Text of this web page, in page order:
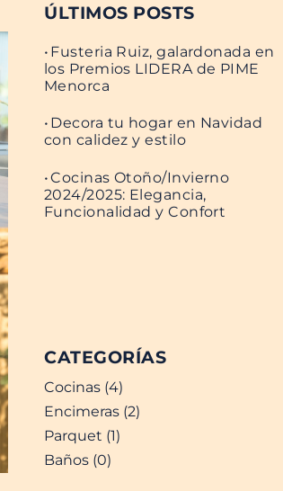
ÚLTIMOS POSTS
Fusteria Ruiz, galardonada en
los Premios LIDERA de PIME
Menorca
Decora tu hogar en Navidad
con calidez y estilo
Cocinas Otoño/Invierno
2024/2025: Elegancia,
Funcionalidad y Confort
CATEGORÍAS
Cocinas (4)
Encimeras (2)
Parquet (1)
Baños (0)